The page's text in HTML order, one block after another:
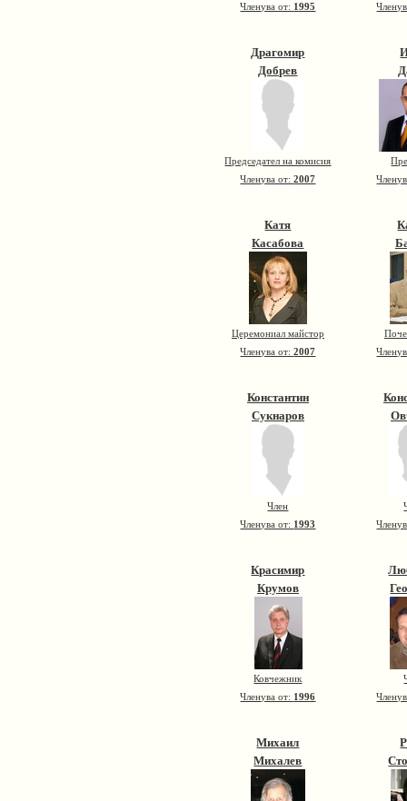
Членува от: 1995
Драгомир
Добрев
Председател на комисия
Членува от:2007
Катя
Касабова
Церемониал майстор
Членува от:2007
Константин
Сукнаров
Член
Членува от: 1993
Красимир
Крумов
Ковчежник
Членува от: 1996
Михаил
Михалев